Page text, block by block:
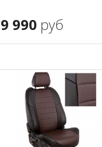
9 990 руб
В корзину